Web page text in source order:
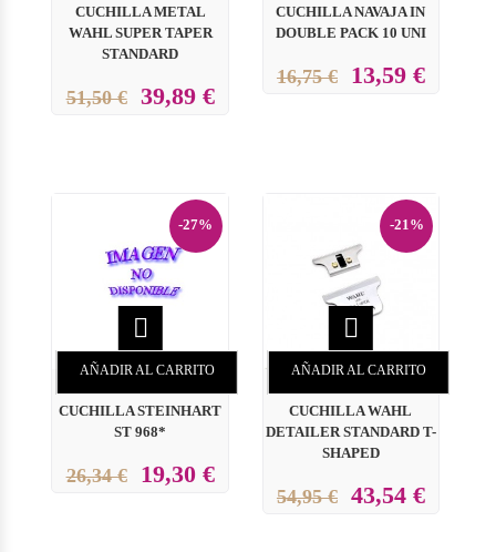
CUCHILLA METAL
WAHL SUPER TAPER
STANDARD
51,50 € 39,89 €
CUCHILLA NAVAJA IN
DOUBLE PACK 10 UNI
16,75 € 13,59 €
-27%

AÑADIR AL CARRITO
CUCHILLA STEINHART
ST 968*
26,34 € 19,30 €
-21%

AÑADIR AL CARRITO
CUCHILLA WAHL
DETAILER STANDARD T-
SHAPED
54,95 € 43,54 €